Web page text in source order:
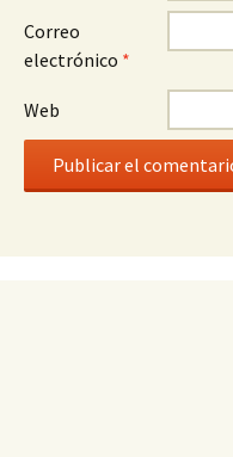
Correo
electrónico *
Web